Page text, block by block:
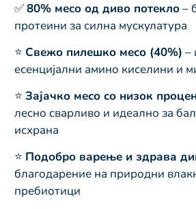
✅80% месо од диво потекло–
протеини за силна мускулатура
⭐ Свежо пилешко месо (40%) –
есенцијални амино киселини и
⭐ Зајачко месо со низок
лесно сварливо и идеално за
исхрана
⭐ Подобро варење и здрава
благодарение на природни
пребиотици